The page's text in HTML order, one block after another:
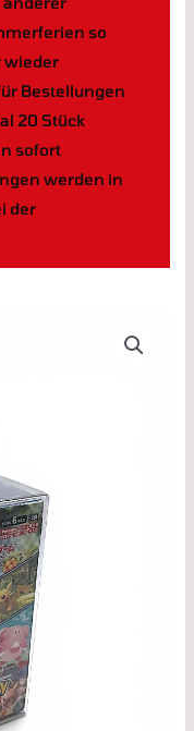
so
wieder
Bestellungen
20 Stück
sofort
werden in
der